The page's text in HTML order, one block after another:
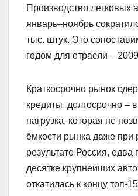
Производство легковых
январь–ноябрь
тыс. штук. Это
годом для отрасли –
Краткосрочно рынок
кредиты, долгосрочно –
нагрузка, которая не
ёмкости рынка даже при
результате Россия, едва
десятке крупнейших
откатилась к концу топ-